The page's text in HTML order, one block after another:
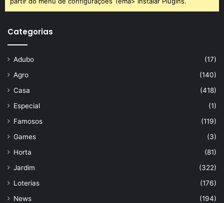
Categorias
Adubo
(17)
Agro
(140)
Casa
(418)
Especial
(1)
Famosos
(119)
Games
(3)
Horta
(81)
Jardim
(322)
Loterias
(176)
News
(194)